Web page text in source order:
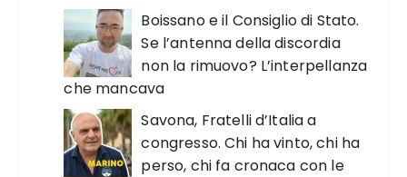
Boissano e il Consiglio di Stato.
Se l’antenna della discordia
non la rimuovo? L’interpellanza
che mancava
Savona, Fratelli d’Italia a
congresso. Chi ha vinto, chi ha
perso, chi fa cronaca con le